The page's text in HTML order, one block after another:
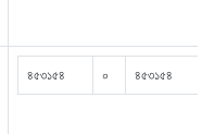
৪৫৩১৫৪ ০ ৪৫৩১৫৪